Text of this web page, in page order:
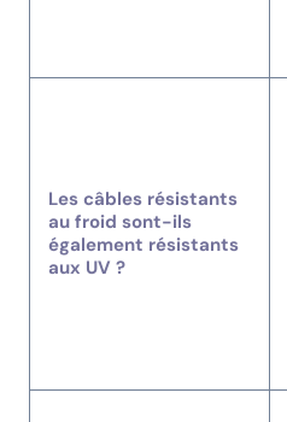
Les câbles résistants
au froid sont-ils
également résistants
aux UV ?